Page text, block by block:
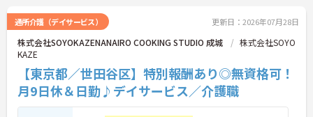
ステージが変化しても将来を見据えて安心して働き
続けられる環境が整っています。
★おすすめPOINT★
【ICT設備の導入で身体的な負担を軽減できる環境で
す】
・見守りセンサーや服薬支援システムを活用し夜勤
帯の業務を設備でサポートしています ・仕組みで業
通所介護（デイサービス） 更新日：2026年07月28日
株式会社SOYOKAZENANAIRO COOKING STUDIO 成城
株式会社SOYO
KAZE
【東京都／世田谷区】特別報酬あり◎無資格可！
月9日休＆日勤♪デイサービス／介護職